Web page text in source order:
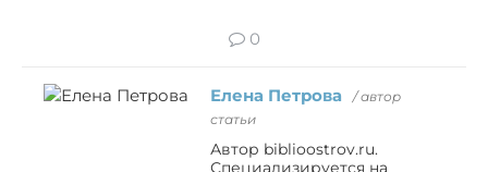
0
Елена Петрова
/ автор
статьи
Автор biblioostrov.ru.
Специализируется на